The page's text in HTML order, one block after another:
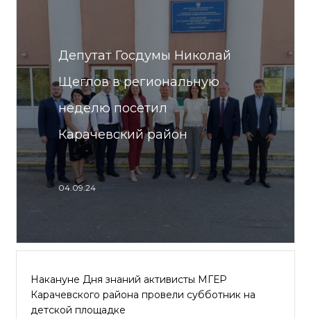
Депутат Госдумы Николай
Щеглов в региональную
неделю посетил
Карачевский район
04.09.24
Накануне Дня знаний активисты МГЕР
Карачевского района провели субботник на
детской площадке